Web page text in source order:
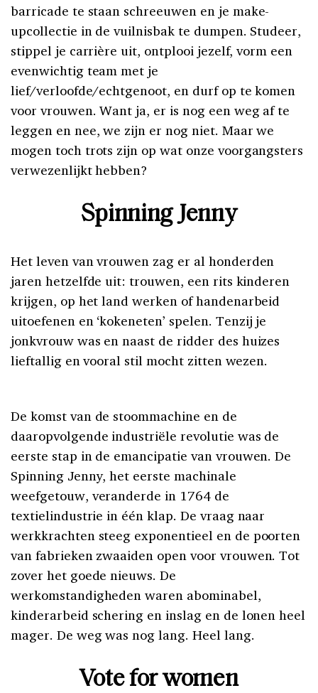
barricade te staan schreeuwen en je make-
upcollectie in de vuilnisbak te dumpen. Studeer,
stippel je carrière uit, ontplooi jezelf, vorm een
evenwichtig team met je
lief/verloofde/echtgenoot, en durf op te komen
voor vrouwen. Want ja, er is nog een weg af te
leggen en nee, we zijn er nog niet. Maar we
mogen toch trots zijn op wat onze voorgangsters
verwezenlijkt hebben?
Spinning Jenny
Het leven van vrouwen zag er al honderden
jaren hetzelfde uit: trouwen, een rits kinderen
krijgen, op het land werken of handenarbeid
uitoefenen en ‘kokeneten’ spelen. Tenzij je
jonkvrouw was en naast de ridder des huizes
lieftallig en vooral stil mocht zitten wezen.
De komst van de stoommachine en de
daaropvolgende industriële revolutie was de
eerste stap in de emancipatie van vrouwen. De
Spinning Jenny, het eerste machinale
weefgetouw, veranderde in 1764 de
textielindustrie in één klap. De vraag naar
werkkrachten steeg exponentieel en de poorten
van fabrieken zwaaiden open voor vrouwen. Tot
zover het goede nieuws. De
werkomstandigheden waren abominabel,
kinderarbeid schering en inslag en de lonen heel
mager. De weg was nog lang. Heel lang.
Vote for women